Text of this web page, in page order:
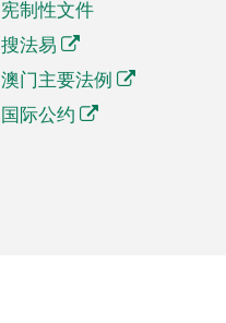
宪制性文件
搜法易
澳门主要法例
国际公约